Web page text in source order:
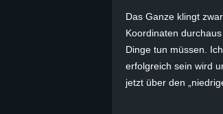
Das Ganze klingt
Koordinaten
Dinge tun müssen.
erfolgreich sein wird
jetzt über den